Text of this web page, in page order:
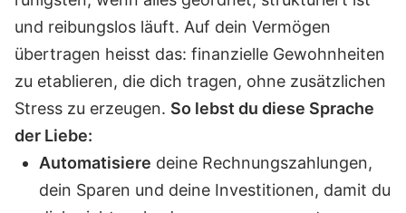
und reibungslos läuft. Auf dein Vermögen
übertragen heisst das: finanzielle Gewohnheiten
zu etablieren, die dich tragen, ohne zusätzlichen
Stress zu erzeugen. So lebst du diese Sprache
der Liebe:
Automatisiere deine Rechnungszahlungen,
dein Sparen und deine Investitionen, damit du